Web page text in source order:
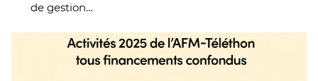
de gestion…